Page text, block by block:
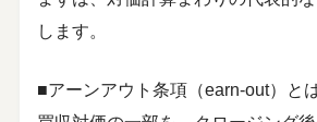
します。
■アーンアウト条項（earn-out）と